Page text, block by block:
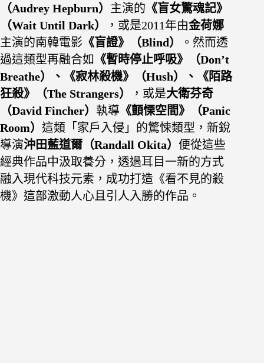
（Audrey Hepburn） 主演的 《盲女驚魂記》
（Wait Until Dark）
，或是2011年由金荷娜
主演的南韓電影 《盲證》（Blind）
。然而透
過這類型再融合如 《暫時停止呼吸》（Don’t
Breathe）、《寂林殺機》（Hush）、《陌路
狂殺》（The Strangers）
，或是大衛芬奇
（David Fincher） 執導 《顫慄空間》（Panic
Room） 這類「家戶入侵」的驚悚類型，新銳
導演沖田藍道爾（Randall Okita） 便從這些
經典作品中汲取養分，透過耳目一新的方式
融入現代科技元素，成功打造《看不見的殺
機》這部激動人心且引人入勝的作品。